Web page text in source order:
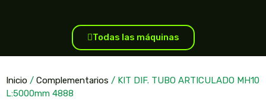
Todas las máquinas
Inicio / Complementarios / KIT DIF. TUBO ARTICULADO MH10
L:5000mm 4888